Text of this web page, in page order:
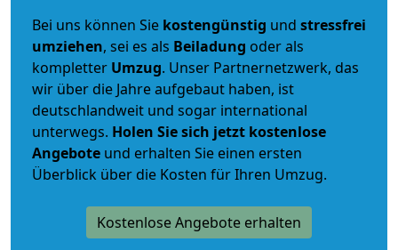
Bei uns können Sie kostengünstig und stressfrei
umziehen, sei es als Beiladung oder als
kompletter Umzug. Unser Partnernetzwerk, das
wir über die Jahre aufgebaut haben, ist
deutschlandweit und sogar international
unterwegs. Holen Sie sich jetzt kostenlose
Angebote und erhalten Sie einen ersten
Überblick über die Kosten für Ihren Umzug.
Kostenlose Angebote erhalten